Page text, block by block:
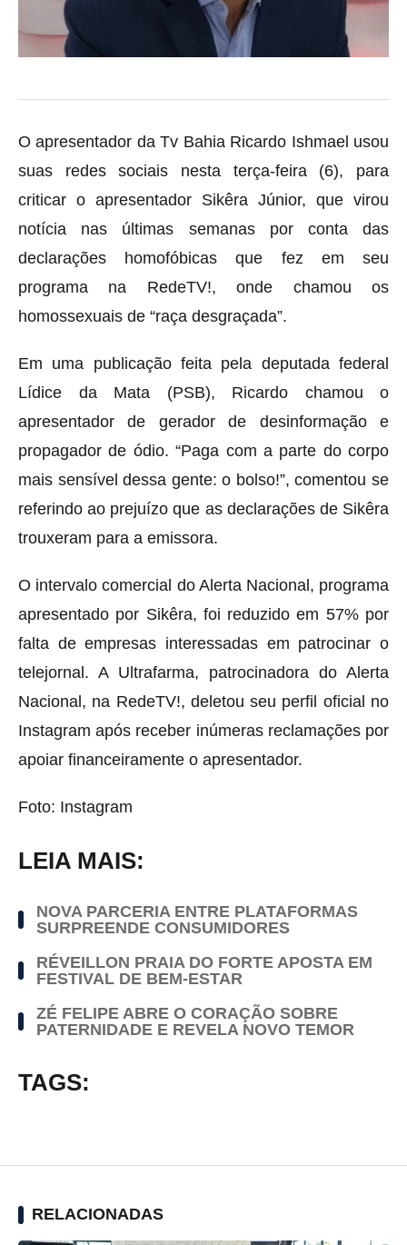
O apresentador da Tv Bahia Ricardo Ishmael usou
suas redes sociais nesta terça-feira (6), para
criticar o apresentador Sikêra Júnior, que virou
notícia nas últimas semanas por conta das
declarações homofóbicas que fez em seu
programa na RedeTV!, onde chamou os
homossexuais de “raça desgraçada”.
Em uma publicação feita pela deputada federal
Lídice da Mata (PSB), Ricardo chamou o
apresentador de gerador de desinformação e
propagador de ódio. “Paga com a parte do corpo
mais sensível dessa gente: o bolso!”, comentou se
referindo ao prejuízo que as declarações de Sikêra
trouxeram para a emissora.
O intervalo comercial do Alerta Nacional, programa
apresentado por Sikêra, foi reduzido em 57% por
falta de empresas interessadas em patrocinar o
telejornal. A Ultrafarma, patrocinadora do Alerta
Nacional, na RedeTV!, deletou seu perfil oficial no
Instagram após receber inúmeras reclamações por
apoiar financeiramente o apresentador.
Foto: Instagram
LEIA MAIS:
NOVA PARCERIA ENTRE PLATAFORMAS
SURPREENDE CONSUMIDORES
RÉVEILLON PRAIA DO FORTE APOSTA EM
FESTIVAL DE BEM-ESTAR
ZÉ FELIPE ABRE O CORAÇÃO SOBRE
PATERNIDADE E REVELA NOVO TEMOR
TAGS:
RELACIONADAS